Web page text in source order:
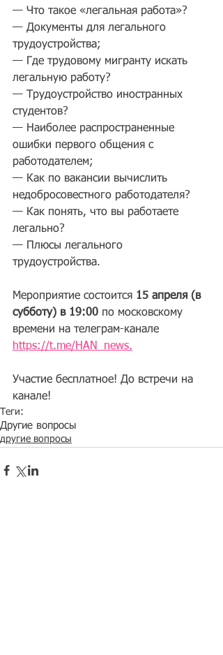
— Что такое «легальная работа»?
— Документы для легального
трудоустройства;
— Где трудовому мигранту искать
легальную работу?
— Трудоустройство иностранных
студентов?
— Наиболее распространенные
ошибки первого общения с
работодателем;
— Как по вакансии вычислить
недобросовестного работодателя?
— Как понять, что вы работаете
легально?
— Плюсы легального
трудоустройства.
Мероприятие состоится 15 апреля (в
субботу) в 19:00 по московскому
времени на телеграм-канале
https://t.me/HAN_news.
Участие бесплатное! До встречи на
канале!
Теги:
Другие вопросы
другие вопросы